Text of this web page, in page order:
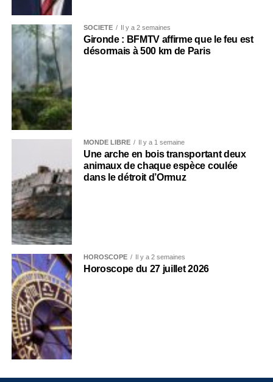
SOCIÉTÉ Il y a 2 semaines
Gironde : BFMTV affirme que le feu est
désormais à 500 km de Paris
MONDE LIBRE Il y a 1 semaine
Une arche en bois transportant deux
animaux de chaque espèce coulée
dans le détroit d’Ormuz
HOROSCOPE Il y a 2 semaines
Horoscope du 27 juillet 2026